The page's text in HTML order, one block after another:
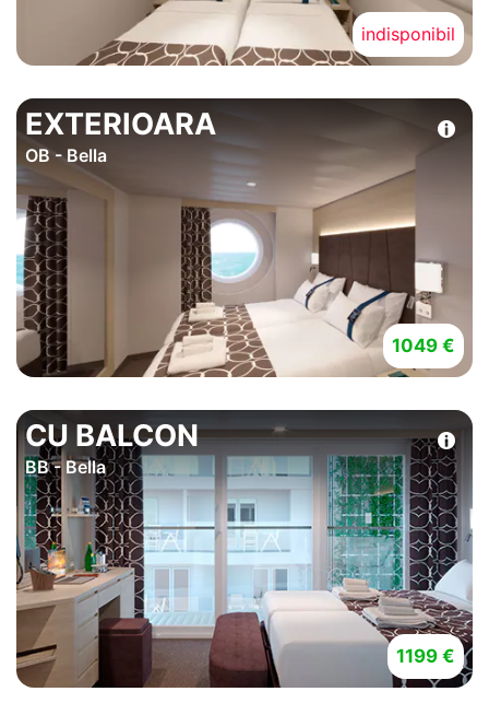
indisponibil
EXTERIOARA
OB - Bella
1049 €
CU BALCON
BB - Bella
1199 €